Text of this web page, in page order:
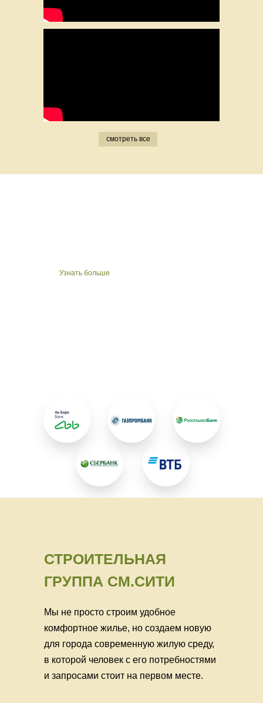
смотреть все
Узнать больше
Мы не просто строим удобное
комфортное жилье, но создаем новую
для города современную жилую среду,
в которой человек с его потребностями
и запросами стоит на первом месте.
СТРОИТЕЛЬНАЯ
ГРУППА СМ.СИТИ